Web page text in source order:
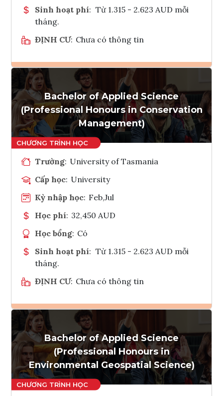
Sinh hoạt phí: Từ 1.315 - 2.623 AUD mỗi
tháng.
ĐỊNH CƯ: Chưa có thông tin
Ghi danh
Tham vấn Interlink
Bachelor of Applied Science
(Professional Honours in Conservation
Management)
Trường: University of Tasmania
Cấp học: University
Kỳ nhập học: Feb,Jul
Học phí: 32,450 AUD
Học bổng: Có
Sinh hoạt phí: Từ 1.315 - 2.623 AUD mỗi
tháng.
ĐỊNH CƯ: Chưa có thông tin
Ghi danh
Tham vấn Interlink
Bachelor of Applied Science
(Professional Honours in
Environmental Geospatial Science)